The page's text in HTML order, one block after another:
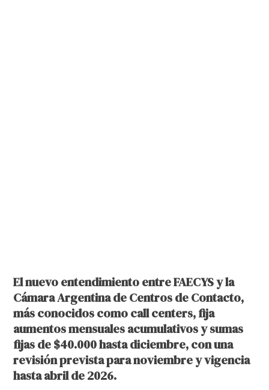
El nuevo entendimiento entre FAECYS y la
Cámara Argentina de Centros de Contacto,
más conocidos como call centers, fija
aumentos mensuales acumulativos y sumas
fijas de $40.000 hasta diciembre, con una
revisión prevista para noviembre y vigencia
hasta abril de 2026.